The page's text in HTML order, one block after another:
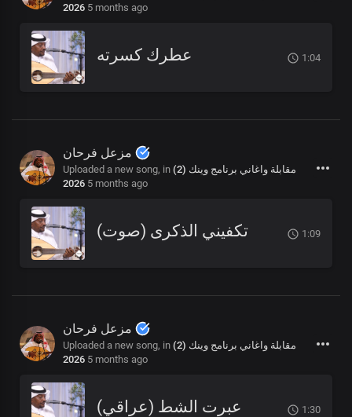
2026 5 months ago
عطرك كسرته 1:04
Uploaded a new song, in مقابلة واغاني برنامج وينك (2)
2026 5 months ago
تكفيني الذكرى (صوت) 1:09
Uploaded a new song, in مقابلة واغاني برنامج وينك (2)
2026 5 months ago
عبرت الشط (عراقي) 1:30